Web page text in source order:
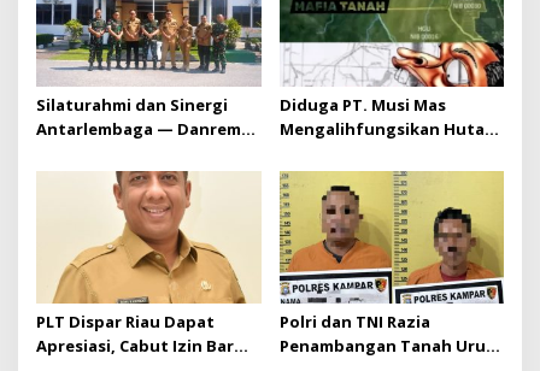
Silaturahmi dan Sinergi
Antarlembaga — Danrem
Kejaksaan Negeri Kuansing
Diduga PT. Musi Mas
Mengalihfungsikan Hutan
diduga melebihi batas izin
yang diizinkan
PLT Dispar Riau Dapat
Apresiasi, Cabut Izin Bar
Polri dan TNI Razia
Penambangan Tanah Urug,